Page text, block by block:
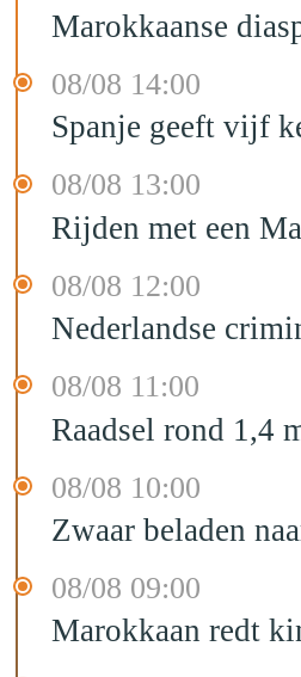
Marokkaanse
08/08 14:00
Spanje geeft vijf
08/08 13:00
Rijden met een
08/08 12:00
Nederlandse
08/08 11:00
Raadsel rond 1,4
08/08 10:00
Zwaar beladen
08/08 09:00
Marokkaan redt